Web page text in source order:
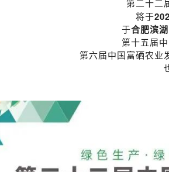
第二十二
将于
于合肥滨
第十五届
第六届中国富硒农业